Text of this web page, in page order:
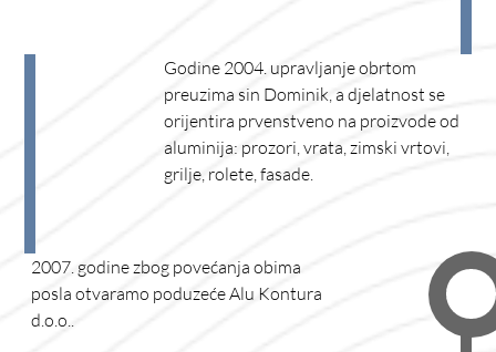
Godine 2004. upravljanje obrtom
preuzima sin Dominik, a djelatnost se
orijentira prvenstveno na proizvode od
aluminija: prozori, vrata, zimski vrtovi,
grilje, rolete, fasade.
2007. godine zbog povećanja obima
posla otvaramo poduzeće Alu Kontura
d.o.o..